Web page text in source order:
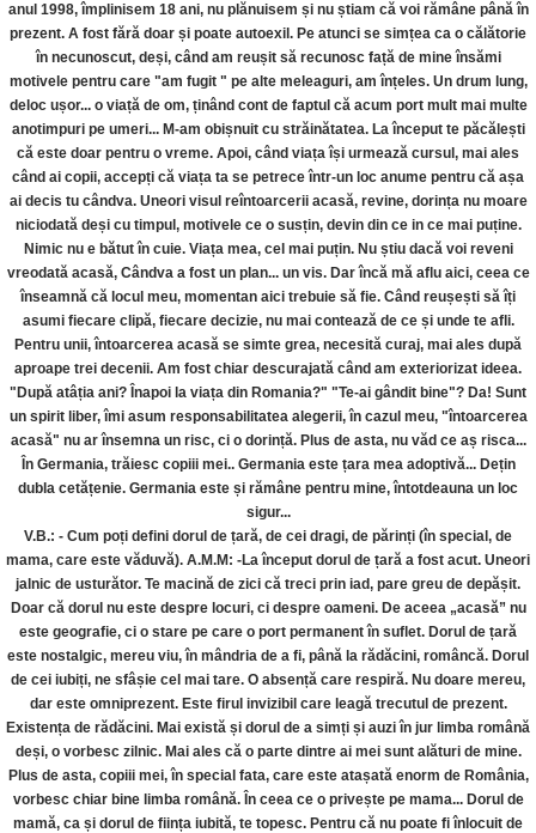
anul 1998, împlinisem 18 ani, nu plănuisem și nu știam că voi rămâne până în
prezent. A fost fără doar și poate autoexil. Pe atunci se simțea ca o călătorie
în necunoscut, deși, când am reușit să recunosc față de mine însămi
motivele pentru care "am fugit " pe alte meleaguri, am înțeles. Un drum lung,
deloc ușor... o viață de om, ținând cont de faptul că acum port mult mai multe
anotimpuri pe umeri... M-am obișnuit cu străinătatea. La început te păcălești
că este doar pentru o vreme. Apoi, când viața își urmează cursul, mai ales
când ai copii, accepți că viața ta se petrece într-un loc anume pentru că așa
ai decis tu cândva. Uneori visul reîntoarcerii acasă, revine, dorința nu moare
niciodată deși cu timpul, motivele ce o susțin, devin din ce in ce mai puține.
Nimic nu e bătut în cuie. Viața mea, cel mai puțin. Nu știu dacă voi reveni
vreodată acasă, Cândva a fost un plan... un vis. Dar încă mă aflu aici, ceea ce
înseamnă că locul meu, momentan aici trebuie să fie. Când reușești să îți
asumi fiecare clipă, fiecare decizie, nu mai contează de ce și unde te afli.
Pentru unii, întoarcerea acasă se simte grea, necesită curaj, mai ales după
aproape trei decenii. Am fost chiar descurajată când am exteriorizat ideea.
"După atâția ani? Înapoi la viața din Romania?" "Te-ai gândit bine"? Da! Sunt
un spirit liber, îmi asum responsabilitatea alegerii, în cazul meu, "întoarcerea
acasă" nu ar însemna un risc, ci o dorință. Plus de asta, nu văd ce aș risca...
În Germania, trăiesc copiii mei.. Germania este țara mea adoptivă... Dețin
dubla cetățenie. Germania este și rămâne pentru mine, întotdeauna un loc
sigur...
V.B.: - Cum poți defini dorul de țară, de cei dragi, de părinți (în special, de
mama, care este văduvă). A.M.M: -La început dorul de țară a fost acut. Uneori
jalnic de usturător. Te macină de zici că treci prin iad, pare greu de depășit.
Doar că dorul nu este despre locuri, ci despre oameni. De aceea „acasă” nu
este geografie, ci o stare pe care o port permanent în suflet. Dorul de țară
este nostalgic, mereu viu, în mândria de a fi, până la rădăcini, româncă. Dorul
de cei iubiți, ne sfâșie cel mai tare. O absență care respiră. Nu doare mereu,
dar este omniprezent. Este firul invizibil care leagă trecutul de prezent.
Existența de rădăcini. Mai există și dorul de a simți și auzi în jur limba română
deși, o vorbesc zilnic. Mai ales că o parte dintre ai mei sunt alături de mine.
Plus de asta, copiii mei, în special fata, care este atașată enorm de România,
vorbesc chiar bine limba română. În ceea ce o privește pe mama... Dorul de
mamă, ca și dorul de ființa iubită, te topesc. Pentru că nu poate fi înlocuit de